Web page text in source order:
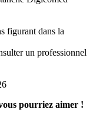
figurant dans la
un professionnel
pourriez aimer !